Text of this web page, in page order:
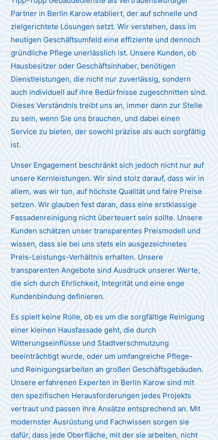
Partner in Berlin Karow etabliert, der auf schnelle und
zielgerichtete Lösungen setzt. Wir verstehen, dass im
heutigen Geschäftsumfeld eine effiziente und dennoch
gründliche Pflege unerlässlich ist. Unsere Kunden, ob
Hausbesitzer oder Geschäftsinhaber, benötigen
Dienstleistungen, die nicht nur zuverlässig, sondern
auch individuell auf ihre Bedürfnisse zugeschnitten sind.
Dieses Verständnis treibt uns an, immer dann zur Stelle
zu sein, wenn Sie uns brauchen, und dabei einen
Service zu bieten, der sowohl präzise als auch sorgfältig
ist.
Unser Engagement beschränkt sich jedoch nicht nur auf
unsere Kernleistungen. Wir sind stolz darauf, dass wir in
allem, was wir tun, auf höchste Qualität und faire Preise
setzen. Wir glauben fest daran, dass eine erstklassige
Fassadenreinigung nicht überteuert sein sollte. Unsere
Kunden schätzen unser transparentes Preismodell und
wissen, dass sie bei uns stets ein ausgezeichnetes
Preis-Leistungs-Verhältnis erhalten. Unsere
transparenten Angebote sind Ausdruck unserer Werte,
die sich durch Ehrlichkeit, Integrität und eine enge
Kundenbindung definieren.
Es spielt keine Rolle, ob es um die sorgfältige Reinigung
einer kleinen Hausfassade geht, die durch
Witterungseinflüsse und Stadtverschmutzung
beeinträchtigt wurde, oder um umfangreiche Pflege-
und Reinigungsarbeiten an großen Geschäftsgebäuden.
Unsere erfahrenen Experten in Berlin Karow sind mit
den spezifischen Herausforderungen jedes Projekts
vertraut und passen ihre Ansätze entsprechend an. Mit
modernster Ausrüstung und Fachwissen sorgen sie
dafür, dass jede Oberfläche, mit der sie arbeiten, nicht